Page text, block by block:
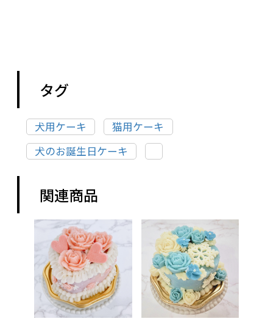
タグ
犬用ケーキ
猫用ケーキ
犬のお誕生日ケーキ
関連商品